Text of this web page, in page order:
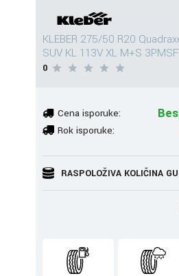
KLEBER 275/50 R20
SUV KL 113V XL M+S 3PMSF
0
Cena isporuke:
Rok isporuke:
RASPOLOŽIVA KOLIČINA